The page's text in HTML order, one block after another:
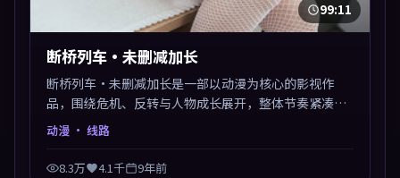
99:11
断桥列车·未删减加长
断桥列车·未删减加长是一部以动漫为核心的影视作
品，围绕危机、反转与人物成长展开，整体节奏紧凑，
值得推荐观看。
动漫 · 线路
8.3万 4.1千 9年前